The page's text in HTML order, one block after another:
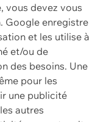
vous devez vous
Google enregistre
et les utilise à
et/ou de
des besoins. Une
pour les
une publicité
autres